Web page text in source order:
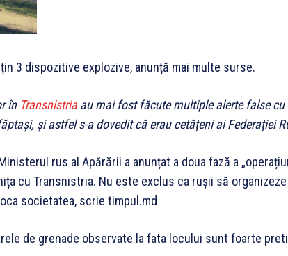
3 dispozitive explozive, anunță mai multe surse.
în Transnistriaau mai fost făcute multiple alerte false cu
și astfel s-a dovedit că erau cetățeni ai Federației
rus al Apărării a anunțat a doua fază a
cu Transnistria. Nu este exclus ca rușii să
societatea, scrie timpul.md
de grenade observate la fata locului sunt foarte